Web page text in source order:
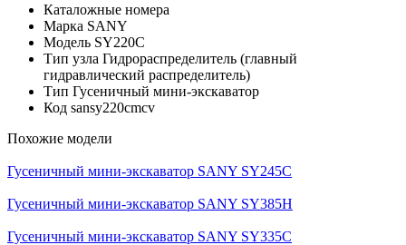
Каталожные номера
Марка SANY
Модель SY220C
Тип узла Гидрораспределитель (главный
гидравлический распределитель)
Тип Гусеничный мини-экскаватор
Код sansy220cmcv
Похожие модели
Гусеничный мини-экскаватор SANY SY245C
Гусеничный мини-экскаватор SANY SY385H
Гусеничный мини-экскаватор SANY SY335C